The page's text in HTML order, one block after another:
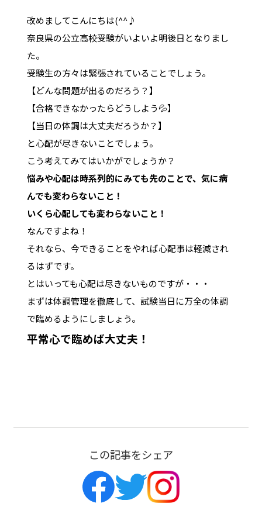
改めましてこんにちは(^^♪
奈良県の公立高校受験がいよいよ明後日となりまし
た。
受験生の方々は緊張されていることでしょう。
【どんな問題が出るのだろう？】
【合格できなかったらどうしよう💦】
【当日の体調は大丈夫だろうか？】
と心配が尽きないことでしょう。
こう考えてみてはいかがでしょうか？
悩みや心配は時系列的にみても先のことで、気に病
んでも変わらないこと！
いくら心配しても変わらないこと！
なんですよね！
それなら、今できることをやれば心配事は軽減され
るはずです。
とはいっても心配は尽きないものですが・・・
まずは体調管理を徹底して、試験当日に万全の体調
で臨めるようにしましょう。
平常心で臨めば大丈夫！
この記事をシェア